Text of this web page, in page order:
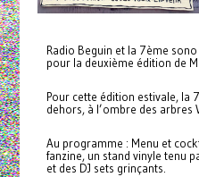
Radio Beguin et la 7ème
pour la deuxième édition de
Pour cette édition estivale, la
dehors, à l’ombre des arbres
Au programme : Menu et
fanzine, un stand vinyle tenu
et des DJ sets grinçants.